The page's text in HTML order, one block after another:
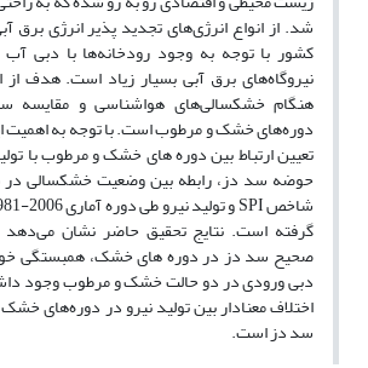
شد. از انواع انرژی‌های تجدید پذیر انرژی
کشور با توجه به وجود رودخانه‌ها با دبی
نیروگاه‌های برق آبی بسیار زیاد است. هدف
هنگام خشکسالی‌های هواشناسی و مقایسه
دوره‌های خشک و مرطوب است. با توجه به اهمیت
تعیین ارتباط بین دوره های خشک و مرطوب با
حوضه سد دز، رابطه بین وضعیت خشکسالی در
گرفته است. نتایج تحقیق حاضر نشان
صحیح سد دز در دوره های خشک، همبستگی
دبی ورودی در دو حالت خشک و مرطوب وجود
اختلاف معنادار بین تولید نیرو در دوره‌های
سد دز است.